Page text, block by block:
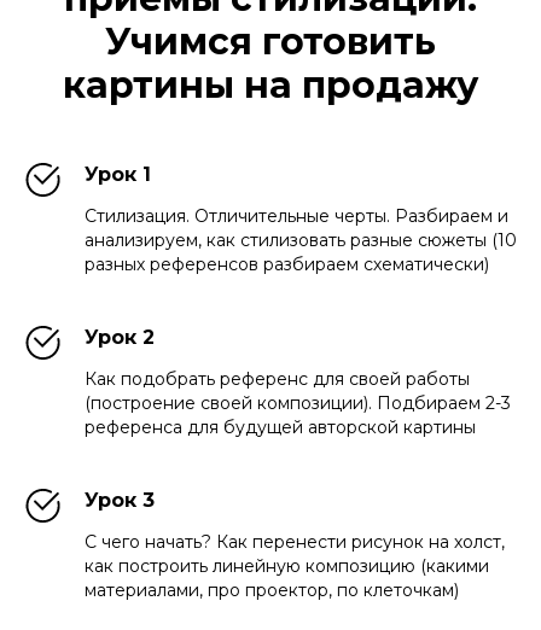
Учимся готовить
картины на продажу
Урок 1
Стилизация. Отличительные черты. Разбираем и
анализируем, как стилизовать разные сюжеты (10
разных референсов разбираем схематически)
Урок 2
Как подобрать референс для своей работы
(построение своей композиции). Подбираем 2-3
референса для будущей авторской картины
Урок 3
С чего начать? Как перенести рисунок на холст,
как построить линейную композицию (какими
материалами, про проектор, по клеточкам)